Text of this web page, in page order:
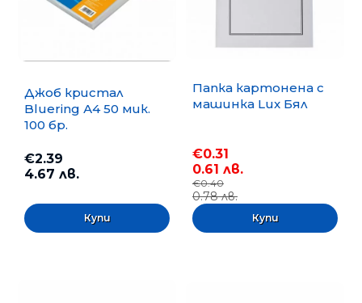
Джоб кристал
Bluering А4 50 мик.
100 бр.
€2.39
4.67 лв.
Папка картонена с
машинка Lux Бял
€0.31
0.61 лв.
€0.40
0.78 лв.